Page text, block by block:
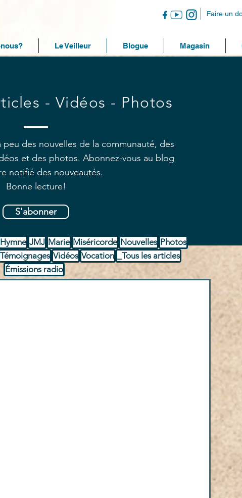
Faire un
Le Veilleur Blogue Magasin
- Vidéos - Photos
des nouvelles de la communauté, des
et des photos. Abonnez-vous au blog
notifié des nouveautés.
Bonne lecture!
S'abonner
Hymne JMJ Marie Miséricorde Nouvelles Photos
Témoignages Vidéos Vocation
_Tous les articles
Émissions radio